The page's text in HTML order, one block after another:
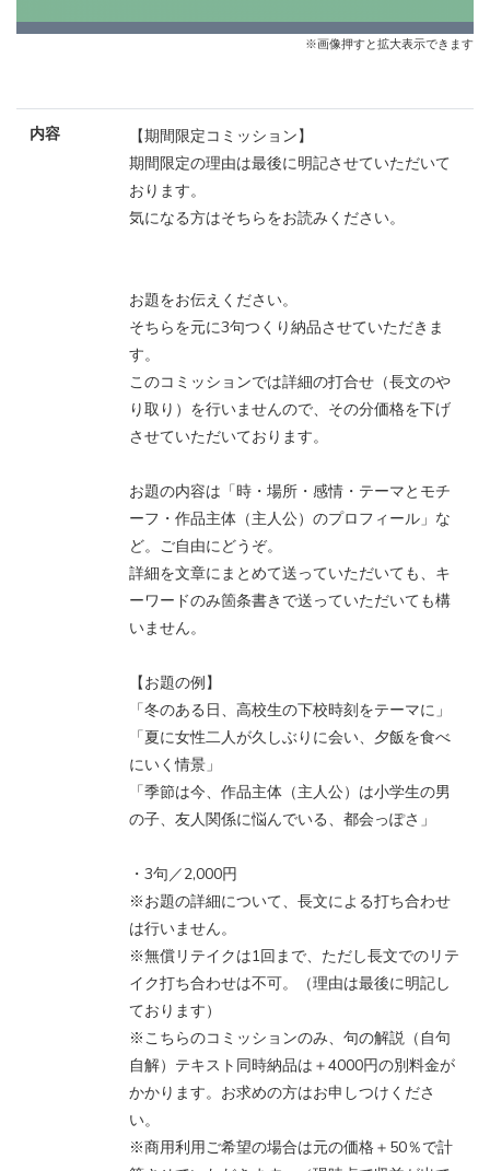
※画像押すと拡大表示できます
内容
【期間限定コミッション】
期間限定の理由は最後に明記させていただいて
おります。
気になる方はそちらをお読みください。
お題をお伝えください。
そちらを元に3句つくり納品させていただきま
す。
このコミッションでは詳細の打合せ（長文のや
り取り）を行いませんので、その分価格を下げ
させていただいております。
お題の内容は「時・場所・感情・テーマとモチ
ーフ・作品主体（主人公）のプロフィール」な
ど。ご自由にどうぞ。
詳細を文章にまとめて送っていただいても、キ
ーワードのみ箇条書きで送っていただいても構
いません。
【お題の例】
「冬のある日、高校生の下校時刻をテーマに」
「夏に女性二人が久しぶりに会い、夕飯を食べ
にいく情景」
「季節は今、作品主体（主人公）は小学生の男
の子、友人関係に悩んでいる、都会っぽさ」
・3句／2,000円
※お題の詳細について、長文による打ち合わせ
は行いません。
※無償リテイクは1回まで、ただし長文でのリテ
イク打ち合わせは不可。（理由は最後に明記し
ております）
※こちらのコミッションのみ、句の解説（自句
自解）テキスト同時納品は＋4000円の別料金が
かかります。お求めの方はお申しつけくださ
い。
※商用利用ご希望の場合は元の価格＋50％で計